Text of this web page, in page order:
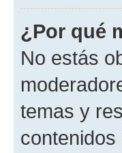
¿Por qué
No estás
temas y